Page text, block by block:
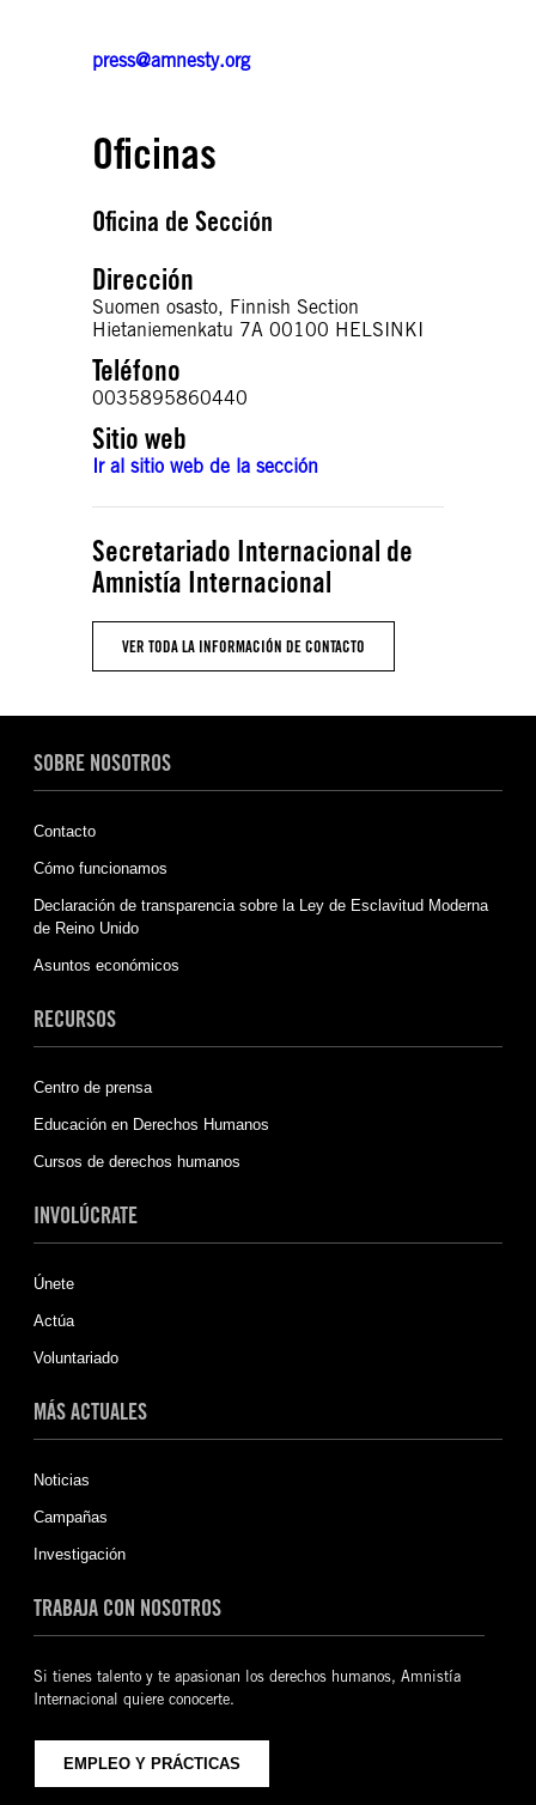
press@amnesty.org
Oficinas
Oficina de Sección
Dirección
Suomen osasto, Finnish Section
Hietaniemenkatu 7A 00100 HELSINKI
Teléfono
0035895860440
Sitio web
Ir al sitio web de la sección
Secretariado Internacional de
Amnistía Internacional
VER TODA LA INFORMACIÓN DE CONTACTO
SOBRE NOSOTROS
Contacto
Cómo funcionamos
Declaración de transparencia sobre la Ley de Esclavitud Moderna
de Reino Unido
Asuntos económicos
RECURSOS
Centro de prensa
Educación en Derechos Humanos
Cursos de derechos humanos
INVOLÚCRATE
Únete
Actúa
Voluntariado
MÁS ACTUALES
Noticias
Campañas
Investigación
TRABAJA CON NOSOTROS
Si tienes talento y te apasionan los derechos humanos, Amnistía
Internacional quiere conocerte.
EMPLEO Y PRÁCTICAS